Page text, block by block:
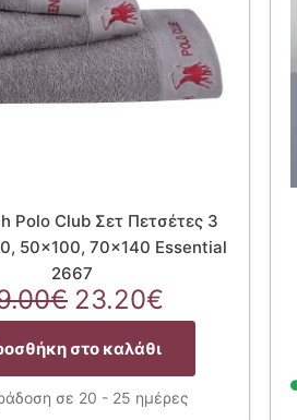
Polo Club Σετ Πετσέτες 3
50×100, 70×140 Essential
2667
€ Original
price
was:
29.00€.
23.20€
τρέχουσα
είναι:
23.20€.
στο καλάθι
σε 20 - 25 ημέρες